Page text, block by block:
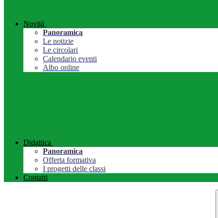
Novità
Panoramica
Le notizie
Le circolari
Calendario eventi
Albo online
Didattica
Panoramica
Offerta formativa
I progetti delle classi
Contatti